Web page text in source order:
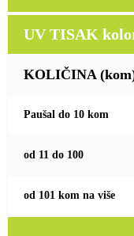
UV TISAK
KOLIČINA
Paušal do 10 kom
od 11 do 100
od 101 kom na više